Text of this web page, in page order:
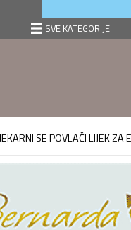
SVE KATEGORIJE
SE POVLAČI LIJEK